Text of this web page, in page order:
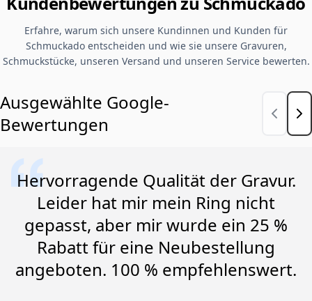
Erfahre, warum sich unsere Kundinnen und Kunden für
Schmuckado entscheiden und wie sie unsere Gravuren,
Schmuckstücke, unseren Versand und unseren Service bewerten.
Ausgewählte Google-
Bewertungen
Hervorragende Qualität der Gravur.
Leider hat mir mein Ring nicht
gepasst, aber mir wurde ein 25 %
Rabatt für eine Neubestellung
angeboten. 100 % empfehlenswert.